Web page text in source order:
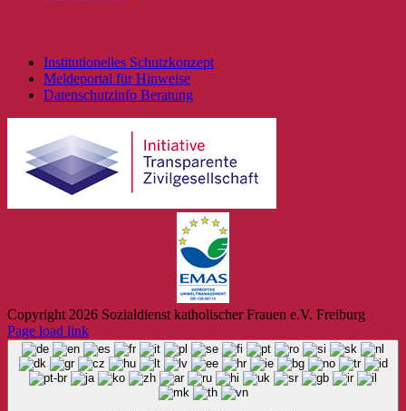
Institutionelles Schutzkonzept
Meldeportal für Hinweise
Datenschutzinfo Beratung
Copyright 2026 Sozialdienst katholischer Frauen e.V. Freiburg
Page load link